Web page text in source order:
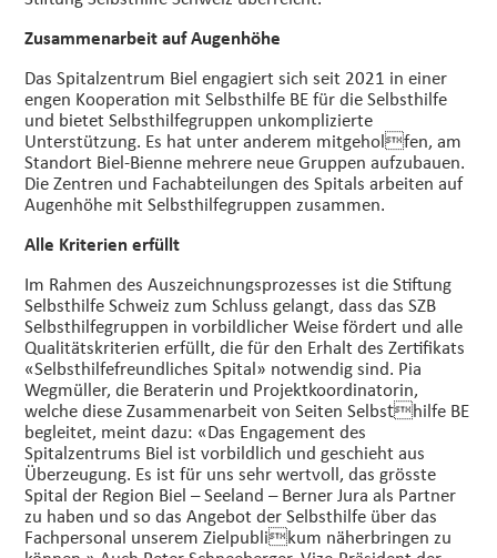
Zusammenarbeit auf Augenhöhe
Das Spitalzentrum Biel engagiert sich seit 2021 in einer
engen Kooperation mit Selbsthilfe BE für die Selbsthilfe
und bietet Selbsthilfegruppen unkomplizierte
Unterstützung. Es hat unter anderem mitgeholfen, am
Standort Biel-Bienne mehrere neue Gruppen aufzubauen.
Die Zentren und Fachabteilungen des Spitals arbeiten auf
Augenhöhe mit Selbsthilfegruppen zusammen.
Alle Kriterien erfüllt
Im Rahmen des Auszeichnungsprozesses ist die Stiftung
Selbsthilfe Schweiz zum Schluss gelangt, dass das SZB
Selbsthilfegruppen in vorbildlicher Weise fördert und alle
Qualitätskriterien erfüllt, die für den Erhalt des Zertifikats
«Selbsthilfefreundliches Spital» notwendig sind. Pia
Wegmüller, die Beraterin und Projektkoordinatorin,
welche diese Zusammenarbeit von Seiten Selbsthilfe BE
begleitet, meint dazu: «Das Engagement des
Spitalzentrums Biel ist vorbildlich und geschieht aus
Überzeugung. Es ist für uns sehr wertvoll, das grösste
Spital der Region Biel – Seeland – Berner Jura als Partner
zu haben und so das Angebot der Selbsthilfe über das
Fachpersonal unserem Zielpublikum näherbringen zu